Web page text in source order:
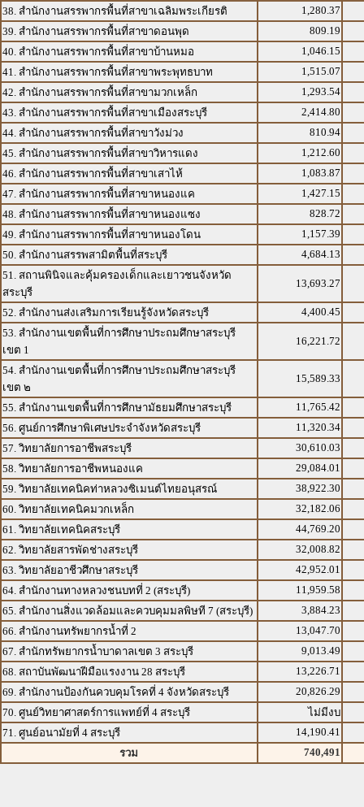
38. สำนักงานสรรพากรพื้นที่สาขาเฉลิมพระเกียรติ
1,280.37
39. สำนักงานสรรพากรพื้นที่สาขาดอนพุด
809.19
40. สำนักงานสรรพากรพื้นที่สาขาบ้านหมอ
1,046.15
41. สำนักงานสรรพากรพื้นที่สาขาพระพุทธบาท
1,515.07
42. สำนักงานสรรพากรพื้นที่สาขามวกเหล็ก
1,293.54
43. สำนักงานสรรพากรพื้นที่สาขาเมืองสระบุรี
2,414.80
44. สำนักงานสรรพากรพื้นที่สาขาวังม่วง
810.94
45. สำนักงานสรรพากรพื้นที่สาขาวิหารแดง
1,212.60
46. สำนักงานสรรพากรพื้นที่สาขาเสาไห้
1,083.87
47. สำนักงานสรรพากรพื้นที่สาขาหนองแค
1,427.15
48. สำนักงานสรรพากรพื้นที่สาขาหนองแซง
828.72
49. สำนักงานสรรพากรพื้นที่สาขาหนองโดน
1,157.39
50. สำนักงานสรรพสามิตพื้นที่สระบุรี
4,684.13
51. สถานพินิจและคุ้มครองเด็กและเยาวชนจังหวัด
สระบุรี
13,693.27
52. สำนักงานส่งเสริมการเรียนรู้จังหวัดสระบุรี
4,400.45
53. สำนักงานเขตพื้นที่การศึกษาประถมศึกษาสระบุรี
เขต 1
16,221.72
54. สำนักงานเขตพื้นที่การศึกษาประถมศึกษาสระบุรี
เขต ๒
15,589.33
55. สำนักงานเขตพื้นที่การศึกษามัธยมศึกษาสระบุรี
11,765.42
56. ศูนย์การศึกษาพิเศษประจำจังหวัดสระบุรี
11,320.34
57. วิทยาลัยการอาชีพสระบุรี
30,610.03
58. วิทยาลัยการอาชีพหนองแค
29,084.01
59. วิทยาลัยเทคนิคท่าหลวงซิเมนต์ไทยอนุสรณ์
38,922.30
60. วิทยาลัยเทคนิคมวกเหล็ก
32,182.06
61. วิทยาลัยเทคนิคสระบุรี
44,769.20
62. วิทยาลัยสารพัดช่างสระบุรี
32,008.82
63. วิทยาลัยอาชีวศึกษาสระบุรี
42,952.01
64. สำนักงานทางหลวงชนบทที่ 2 (สระบุรี)
11,959.58
65. สำนักงานสิ่งแวดล้อมและควบคุมมลพิษที 7 (สระบุรี)
3,884.23
66. สำนักงานทรัพยากรน้ำที่ 2
13,047.70
67. สำนักทรัพยากรน้ำบาดาลเขต 3 สระบุรี
9,013.49
68. สถาบันพัฒนาฝีมือแรงงาน 28 สระบุรี
13,226.71
69. สำนักงานป้องกันควบคุมโรคที่ 4 จังหวัดสระบุรี
20,826.29
70. ศูนย์วิทยาศาสตร์การแพทย์ที่ 4 สระบุรี
ไม่มีงบ
71. ศูนย์อนามัยที่ 4 สระบุรี
14,190.41
รวม
740,491